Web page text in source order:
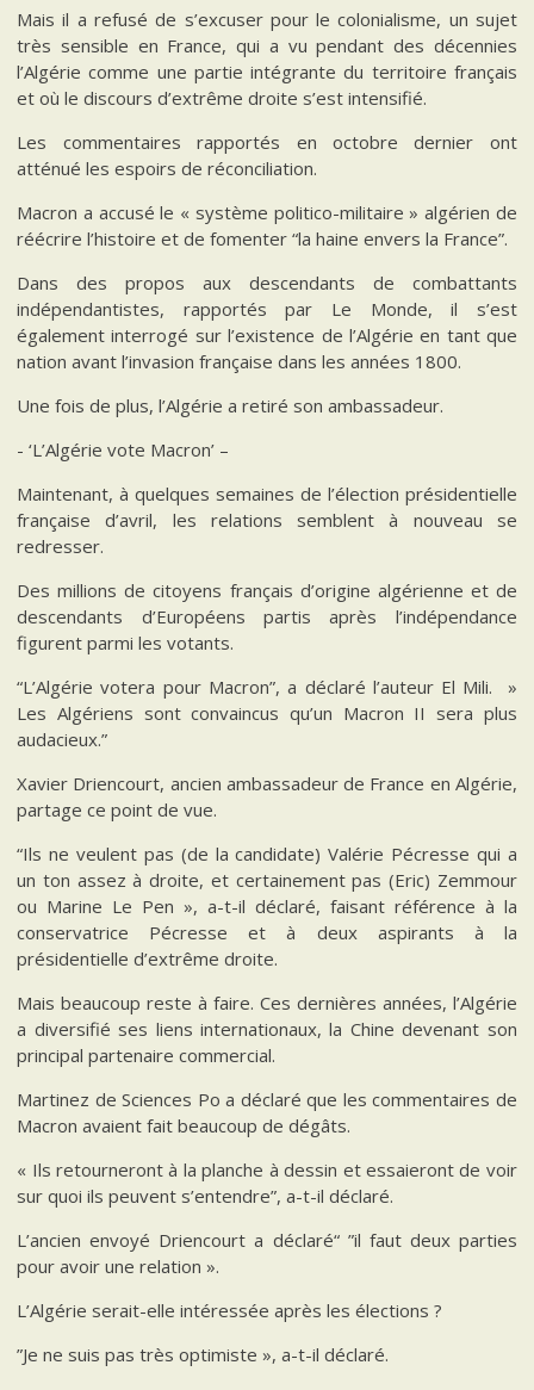
Mais il a refusé de s’excuser pour le colonialisme, un sujet
très sensible en France, qui a vu pendant des décennies
l’Algérie comme une partie intégrante du territoire français
et où le discours d’extrême droite s’est intensifié.
Les commentaires rapportés en octobre dernier ont
atténué les espoirs de réconciliation.
Macron a accusé le « système politico-militaire » algérien de
réécrire l’histoire et de fomenter “la haine envers la France”.
Dans des propos aux descendants de combattants
indépendantistes, rapportés par Le Monde, il s’est
également interrogé sur l’existence de l’Algérie en tant que
nation avant l’invasion française dans les années 1800.
Une fois de plus, l’Algérie a retiré son ambassadeur.
- ‘L’Algérie vote Macron’ –
Maintenant, à quelques semaines de l’élection présidentielle
française d’avril, les relations semblent à nouveau se
redresser.
Des millions de citoyens français d’origine algérienne et de
descendants d’Européens partis après l’indépendance
figurent parmi les votants.
“L’Algérie votera pour Macron”, a déclaré l’auteur El Mili. »
Les Algériens sont convaincus qu’un Macron II sera plus
audacieux.”
Xavier Driencourt, ancien ambassadeur de France en Algérie,
partage ce point de vue.
“Ils ne veulent pas (de la candidate) Valérie Pécresse qui a
un ton assez à droite, et certainement pas (Eric) Zemmour
ou Marine Le Pen », a-t-il déclaré, faisant référence à la
conservatrice Pécresse et à deux aspirants à la
présidentielle d’extrême droite.
Mais beaucoup reste à faire. Ces dernières années, l’Algérie
a diversifié ses liens internationaux, la Chine devenant son
principal partenaire commercial.
Martinez de Sciences Po a déclaré que les commentaires de
Macron avaient fait beaucoup de dégâts.
« Ils retourneront à la planche à dessin et essaieront de voir
sur quoi ils peuvent s’entendre”, a-t-il déclaré.
L’ancien envoyé Driencourt a déclaré“ ”il faut deux parties
pour avoir une relation ».
L’Algérie serait-elle intéressée après les élections ?
”Je ne suis pas très optimiste », a-t-il déclaré.